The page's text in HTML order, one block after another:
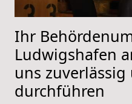
Ihr
Ludwigshafen
uns
durchführen